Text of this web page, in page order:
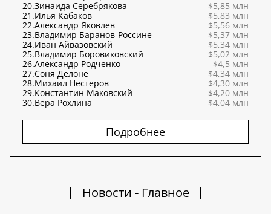
20.Зинаида Серебрякова
$5,85 млн
21.Илья Кабаков
$5,83 млн
22.Александр Яковлев
$5,56 млн
23.Владимир Баранов-Россине
$5,37 млн
24.Иван Айвазовский
$5,34 млн
25.Владимир Боровиковский
$5,02 млн
26.Александр Родченко
$4,5 млн
27.Соня Делоне
$4,34 млн
28.Михаил Нестеров
$4,30 млн
29.Константин Маковский
$4,20 млн
30.Вера Рохлина $4,04 млн
Подробнее
Новости - Главное